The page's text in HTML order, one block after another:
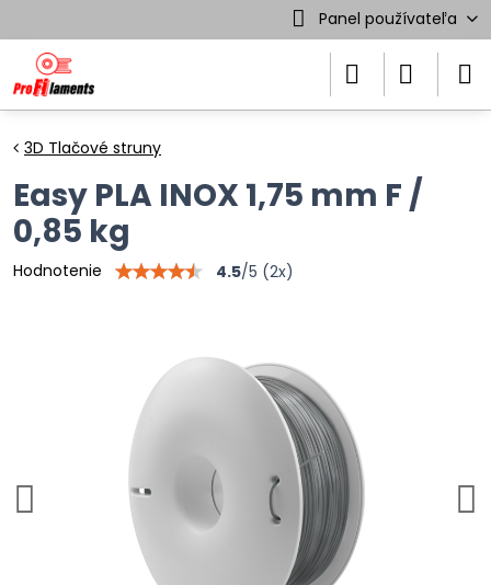
Panel používateľa
3D Tlačové struny
Easy PLA INOX 1,75 mm F /
0,85 kg
Hodnotenie 4.5/5 (2x)